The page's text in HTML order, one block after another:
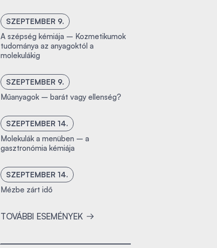
SZEPTEMBER 9.
A szépség kémiája – Kozmetikumok
tudománya az anyagoktól a
molekulákig
SZEPTEMBER 9.
Műanyagok – barát vagy ellenség?
SZEPTEMBER 14.
Molekulák a menüben – a
gasztronómia kémiája
SZEPTEMBER 14.
Mézbe zárt idő
TOVÁBBI ESEMÉNYEK